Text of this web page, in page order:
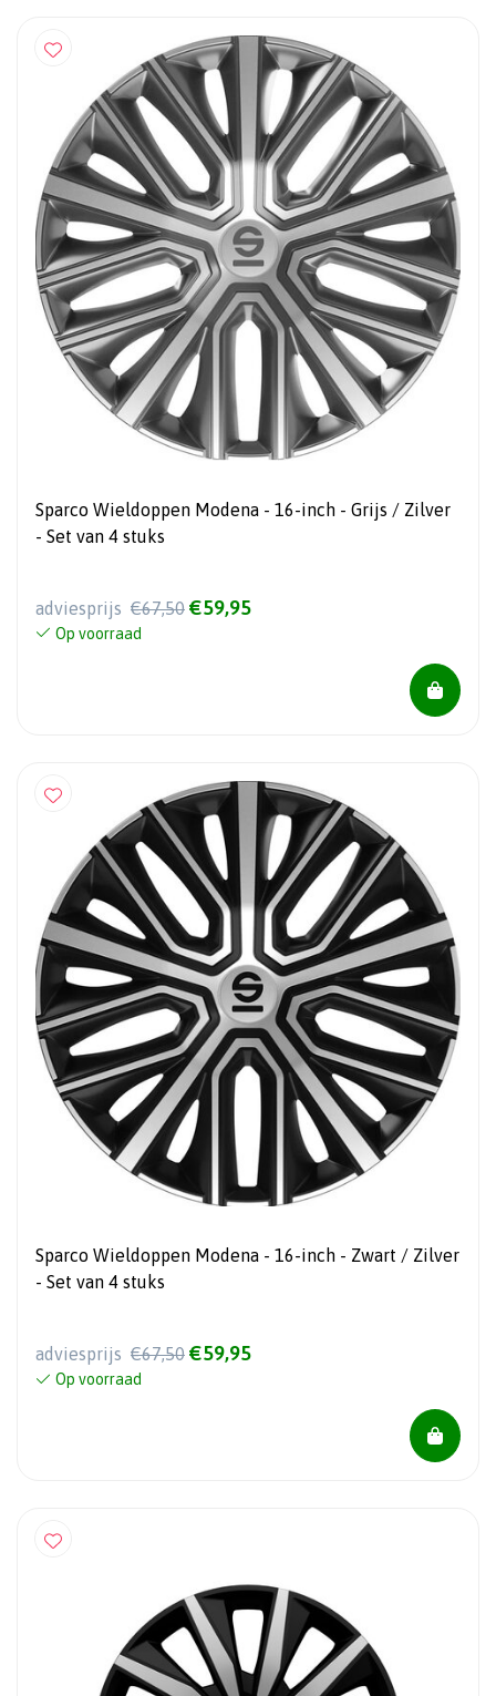
Sparco Wieldoppen Modena - 16-inch - Grijs / Zilver
- Set van 4 stuks
adviesprijs €67,50 €59,95
Op voorraad
Sparco Wieldoppen Modena - 16-inch - Zwart / Zilver
- Set van 4 stuks
adviesprijs €67,50 €59,95
Op voorraad